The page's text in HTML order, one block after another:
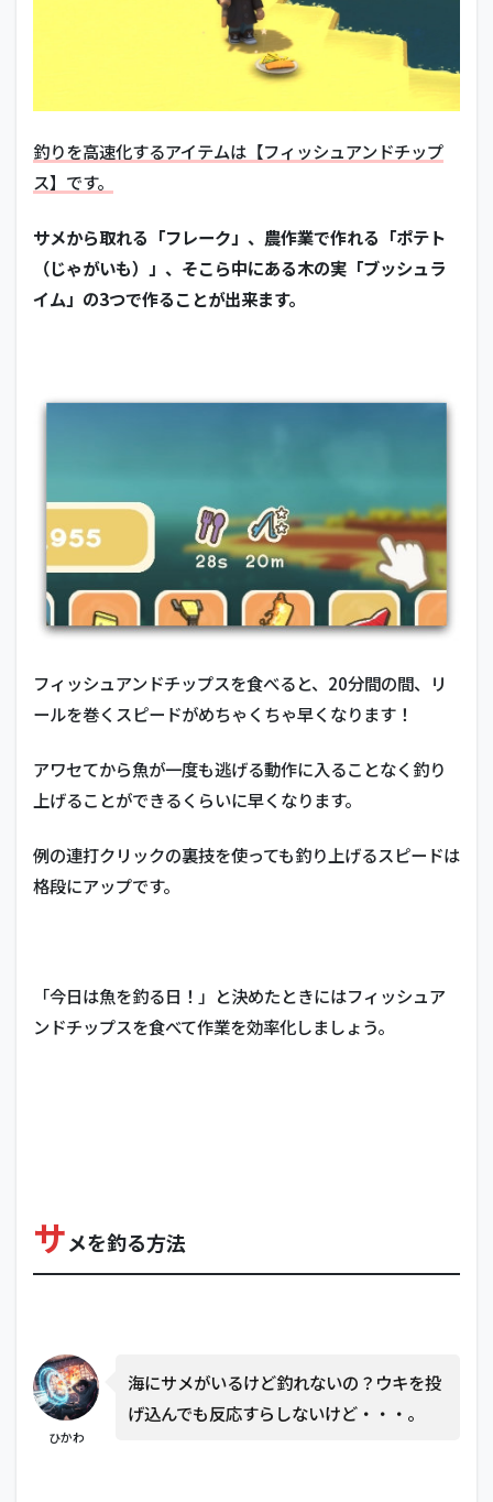
釣りを高速化するアイテムは【フィッシュアンドチップ
ス】です。
サメから取れる「フレーク」、農作業で作れる「ポテト
（じゃがいも）」、そこら中にある木の実「ブッシュラ
イム」の3つで作ることが出来ます。
フィッシュアンドチップスを食べると、20分間の間、リ
ールを巻くスピードがめちゃくちゃ早くなります！
アワセてから魚が一度も逃げる動作に入ることなく釣り
上げることができるくらいに早くなります。
例の連打クリックの裏技を使っても釣り上げるスピードは
格段にアップです。
「今日は魚を釣る日！」と決めたときにはフィッシュア
ンドチップスを食べて作業を効率化しましょう。
サメを釣る方法
ひかわ
海にサメがいるけど釣れないの？ウキを投
げ込んでも反応すらしないけど・・・。